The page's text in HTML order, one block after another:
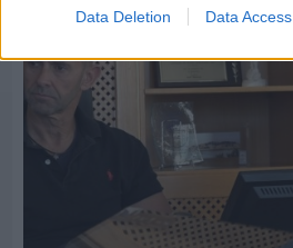
Data Deletion Data Access